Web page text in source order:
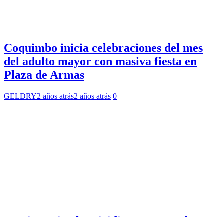
Coquimbo inicia celebraciones del mes
del adulto mayor con masiva fiesta en
Plaza de Armas
GELDRY2 años atrás2 años atrás 0